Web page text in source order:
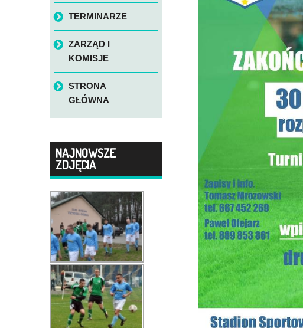
TERMINARZE
ZARZĄD I
KOMISJE
STRONA
GŁÓWNA
NAJNOWSZE
ZDJĘCIA